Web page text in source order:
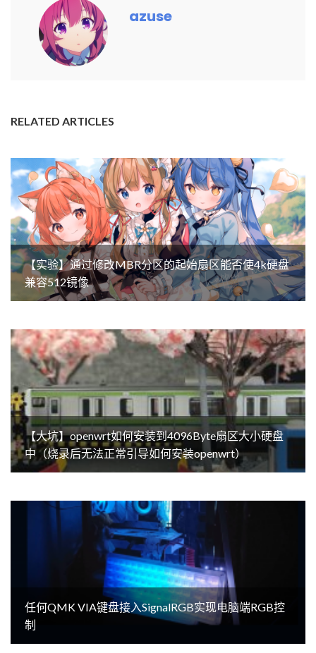
azuse
RELATED ARTICLES
【实验】通过修改MBR分区的起始扇区能否使4k硬盘
兼容512镜像
【大坑】openwrt如何安装到4096Byte扇区大小硬盘
中（烧录后无法正常引导如何安装openwrt）
任何QMK VIA键盘接入SignalRGB实现电脑端RGB控
制